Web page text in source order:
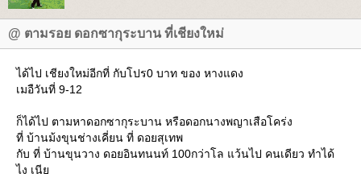
@ ตามรอย ดอกซากุระบาน ที่เชียงใหม่
ได้ไป เชียงใหม่อีกที่ กับโปร0 บาท ของ หางแดง
เมอืวันที่ 9-12
ก็ได้ไป ตามหาดอกซากุระบาน หรือดอกนางพญาเสือโคร่ง
ที่ บ้านม้งขุนช่างเคี่ยน ที่ ดอยสุเทพ
กับ ที่ บ้านขุนวาง ดอยอินทนนท์ 100กว่าโล แว้นไป คนเดียว ทำได้
ไง เนี